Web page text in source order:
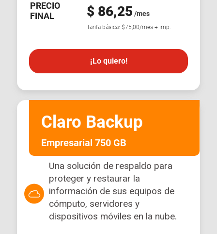
PRECIO
FINAL
$ 86,25 /mes
Tarifa básica: $75,00/mes + imp.
¡Lo quiero!
Claro Backup
Empresarial 750 GB
Una solución de respaldo para
proteger y restaurar la
información de sus equipos de
cómputo, servidores y
dispositivos móviles en la nube.